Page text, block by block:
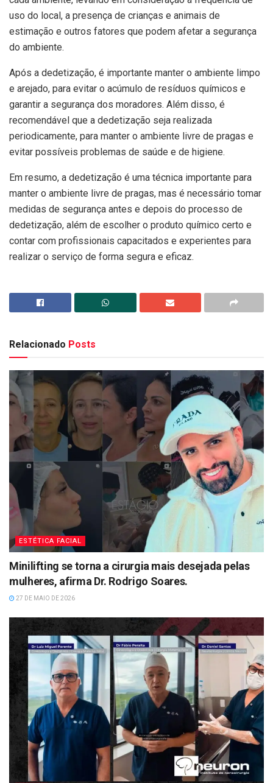
uso do local, a presença de crianças e animais de
estimação e outros fatores que podem afetar a segurança
do ambiente.
Após a dedetização, é importante manter o ambiente limpo
e arejado, para evitar o acúmulo de resíduos químicos e
garantir a segurança dos moradores. Além disso, é
recomendável que a dedetização seja realizada
periodicamente, para manter o ambiente livre de pragas e
evitar possíveis problemas de saúde e de higiene.
Em resumo, a dedetização é uma técnica importante para
manter o ambiente livre de pragas, mas é necessário tomar
medidas de segurança antes e depois do processo de
dedetização, além de escolher o produto químico certo e
contar com profissionais capacitados e experientes para
realizar o serviço de forma segura e eficaz.
Relacionado Posts
ESTÉTICA FACIAL
Minilifting se torna a cirurgia mais desejada pelas
mulheres, afirma Dr. Rodrigo Soares.
27 DE MAIO DE 2026